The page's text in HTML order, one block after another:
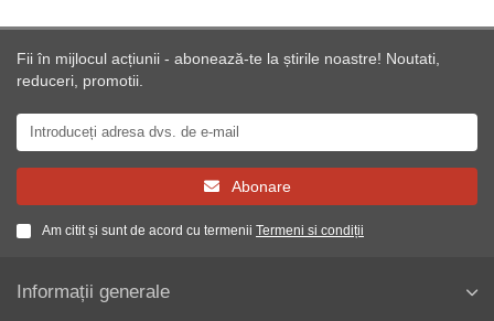
Fii în mijlocul acțiunii - abonează-te la știrile noastre! Noutati,
reduceri, promotii.
Abonare
Am citit și sunt de acord cu termenii Termeni si condiții
Informații generale